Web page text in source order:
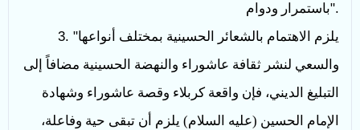
باستمرار ودوام".
3. "يلزم الاهتمام بالشعائر الحسينية بمختلف أنواعها
والسعي لنشر ثقافة عاشوراء والنهضة الحسينية مضافاً إلى
التبليغ الديني، فإن واقعة كربلاء وقصة عاشوراء وشهادة
الإمام الحسين (عليه السلام) يلزم أن تبقى حية وفاعلة،